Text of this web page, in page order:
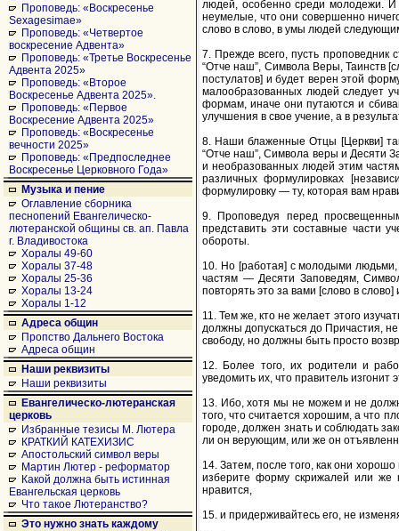
Проповедь: «Воскресенье
Sexagesimae»
Проповедь: «Четвертое
воскресение Адвента»
Проповедь: «Третье Воскресенье
Адвента 2025»
Проповедь: «Второе
Воскресенье Адвента 2025».
Проповедь: «Первое
Воскресение Адвента 2025»
Проповедь: «Воскресенье
вечности 2025»
Проповедь: «Предпоследнее
Воскресенье Церковного Года»
Музыка и пение
Оглавление сборника
песнопений Евангелическо-
лютеранской общины св. ап. Павла
г. Владивостока
Хоралы 49-60
Хоралы 37-48
Хоралы 25-36
Хоралы 13-24
Хоралы 1-12
Адреса общин
Пропство Дальнего Востока
Адреса общин
Наши реквизиты
Наши реквизиты
Евангелическо-лютеранская
церковь
Избранные тезисы М. Лютера
КРАТКИЙ КАТЕХИЗИС
Апостольский символ веры
Мартин Лютер - реформатор
Какой должна быть истинная
Евангельская церковь
Что такое Лютеранство?
Это нужно знать каждому
людей, особенно среди молодежи. И
неумелые, что они совершенно
слово в слово, в умы людей
7. Прежде всего, пусть проповедник
“Отче наш”, Символа Веры, Таинств
постулатов] и будет верен этой
малообразованных людей следует
формам, иначе они путаются и
улучшения в свое учение, а в
8. Наши блаженные Отцы [Церкви]
“Отче наш”, Символа веры и Десяти
и необразованных людей этим
различных формулировках
формулировку — ту, которая вам
9. Проповедуя перед
представить эти составные части
обороты.
10. Но [работая] с молодыми людьми,
частям — Десяти Заповедям,
повторять это за вами [слово в слово]
11. Тем же, кто не желает этого
должны допускаться до Причастия,
свободу, но должны быть просто
12. Более того, их родители и
уведомить их, что правитель
13. Ибо, хотя мы не можем и не
того, что считается хорошим, а что
городе, должен знать и соблюдать
ли он верующим, или же он
14. Затем, после того, как они
изберите форму скрижалей или же
нравится,
15. и придерживайтесь его, не